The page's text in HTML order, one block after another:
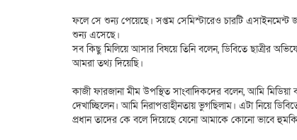
ফলে সে শুন্য পেয়েছে। সপ্তম সেমিস্টারেও চারটি
শুন্য এসেছে।
সব কিছু মিলিয়ে আসার বিষয়ে তিনি বলেন, ডিবিতে ছাত্রীর
আমরা তথ্য দিয়েছি।
কাজী ফারজানা মীম উপস্থিত সাংবাদিকদের বলেন, আমি মিডিয়া
দেখাচ্ছিলেন। আমি নিরাপত্তাহীনতায় ভুগছিলাম। এটা নিয়ে
প্রধান তাদের কে বলে দিয়েছে যেনো আমাকে কোনো ভাবে